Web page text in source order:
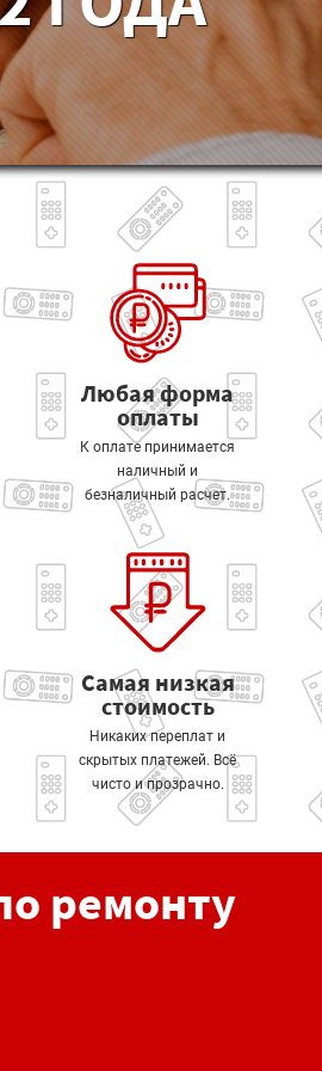
Любая форма
оплаты
К оплате принимается
наличный и
безналичный расчет.
Самая низкая
стоимость
Никаких переплат и
скрытых платежей. Всё
чисто и прозрачно.
ремонту